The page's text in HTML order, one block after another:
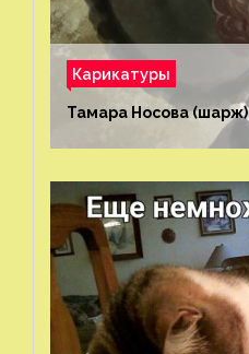
Карикатуры
Тамара Носова (шарж)⁠⁠